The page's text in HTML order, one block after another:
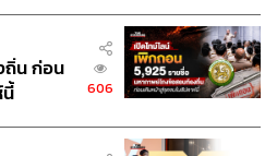
การปรับตัวขึ้นอย่างต่อเนื่อง จาก
ปรับลดอัตราดอกเบี้ยของ
Fed และแรงซื้อในฐานะ
ถิ่น ก่อน
606